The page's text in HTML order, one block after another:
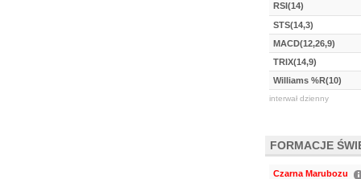
RSI(14)
STS(14,3)
MACD(12,26,9)
TRIX(14,9)
Williams %R(10)
interwał dzienny
FORMACJE
Czarna Marubozu